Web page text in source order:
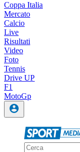
Coppa Italia
Mercato
Calcio
Live
Risultati
Video
Foto
Tennis
Drive UP
F1
MotoGp